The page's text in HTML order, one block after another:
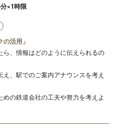
×1時限
活用」
ら、情報はどのように伝えられるの
、駅でのご案内アナウンスを考え
の鉄道会社の工夫や努力を考えよ